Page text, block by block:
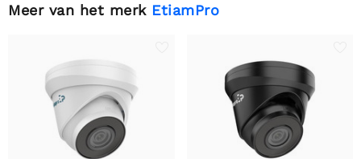
Meer van het merk EtiamPro